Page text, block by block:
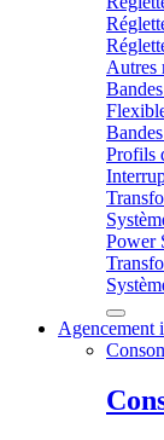
Autres
Profils
Power
Agencement